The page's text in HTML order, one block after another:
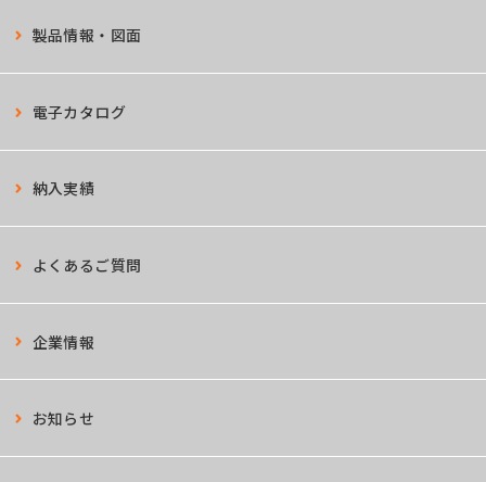
製品情報・図面
電子カタログ
納入実績
よくあるご質問
企業情報
お知らせ